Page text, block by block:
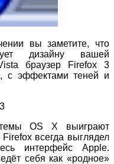
вы заметите, что
дизайну вашей
браузер Firefox 3
с эффектами теней и
OS X выиграют
всегда выглядел
интерфейс Apple.
себя как «родное»